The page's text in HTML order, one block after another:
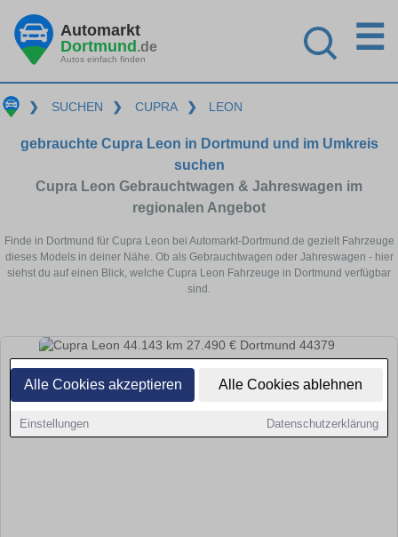
Alle Cookies akzeptieren Alle Cookies ablehnen
Einstellungen Datenschutzerklärung
Automarkt
Dortmund.de
Autos einfach finden
☰
❯ SUCHEN ❯ CUPRA ❯ LEON
gebrauchte Cupra Leon in Dortmund und im Umkreis
suchen
Cupra Leon Gebrauchtwagen & Jahreswagen im
regionalen Angebot
Finde in Dortmund für Cupra Leon bei Automarkt-Dortmund.de gezielt Fahrzeuge
dieses Models in deiner Nähe. Ob als Gebrauchtwagen oder Jahreswagen - hier
siehst du auf einen Blick, welche Cupra Leon Fahrzeuge in Dortmund verfügbar
sind.